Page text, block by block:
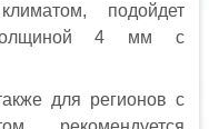
подойдет
толщиной 4 мм с
для регионов с